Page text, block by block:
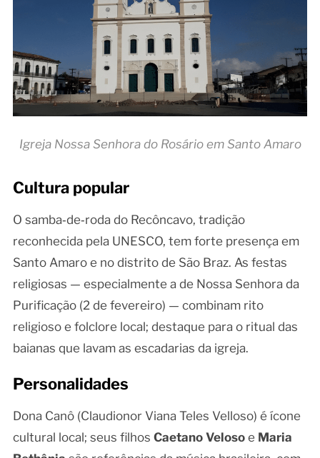
Igreja Nossa Senhora do Rosário em Santo Amaro
Cultura popular
O samba‑de‑roda do Recôncavo, tradição
reconhecida pela UNESCO, tem forte presença em
Santo Amaro e no distrito de São Braz. As festas
religiosas — especialmente a de Nossa Senhora da
Purificação (2 de fevereiro) — combinam rito
religioso e folclore local; destaque para o ritual das
baianas que lavam as escadarias da igreja.
Personalidades
Dona Canô (Claudionor Viana Teles Velloso) é ícone
cultural local; seus filhos Caetano Velosoe Maria